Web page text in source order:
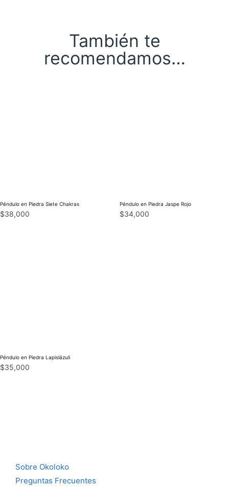
También te
recomendamos…
Péndulo en Piedra Siete Chakras
$38,000
Péndulo en Piedra Jaspe Rojo
$34,000
Péndulo en Piedra Lapislázuli
$35,000
Sobre Okoloko
Preguntas Frecuentes